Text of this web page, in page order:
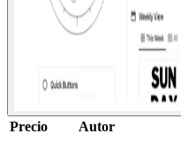
Precio
Autor